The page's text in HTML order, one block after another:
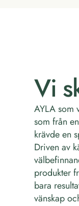
Vi
AYLA som
som från
krävde en
Driven av
produkter
bara
vänskap